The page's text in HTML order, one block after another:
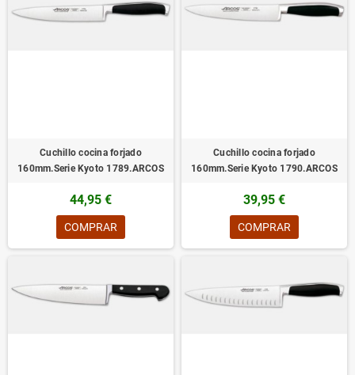
Cuchillo cocina forjado
160mm.Serie Kyoto 1789.ARCOS
44,95 €
COMPRAR
Cuchillo cocina forjado
160mm.Serie Kyoto 1790.ARCOS
39,95 €
COMPRAR